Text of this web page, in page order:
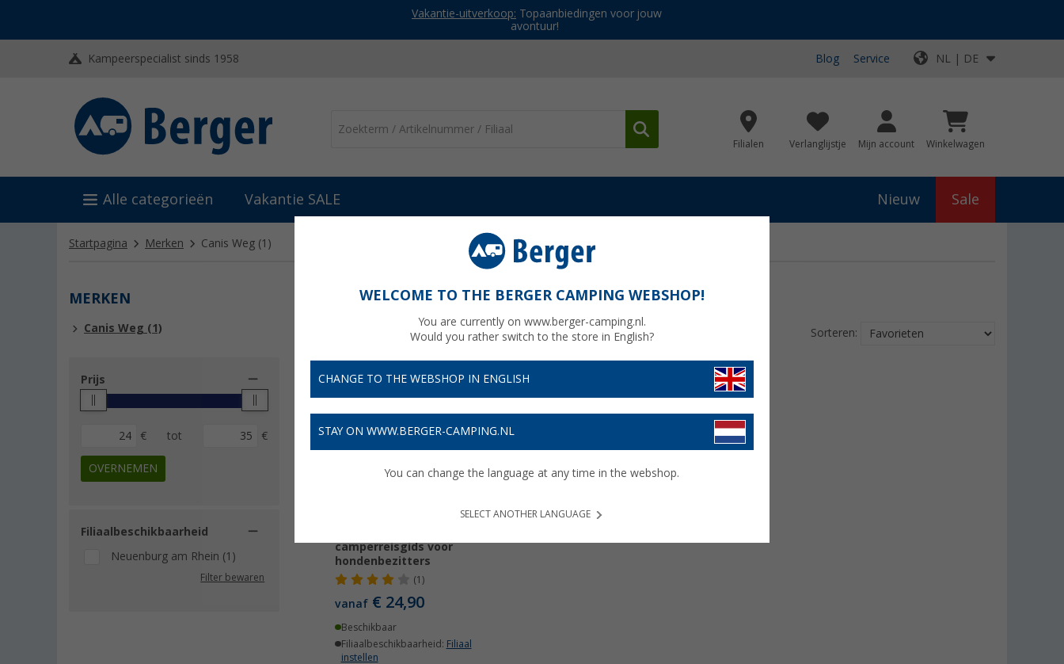
Vakantie-uitverkoop: Topaanbiedingen voor jouw
avontuur!
Kampeerspecialist sinds 1958 Blog Service NL | DE
Filialen Verlanglijstje Mijn account Winkelwagen
Alle categorieën Vakantie SALE Nieuw Sale
Startpagina Merken Canis Weg (1)
MERKEN
Canis Weg (1)
Prijs
€ tot €
OVERNEMEN
Filiaalbeschikbaarheid
Neuenburg am Rhein (1)
Filter bewaren
CANIS WEG
Sorteren:
camperreisgids voor
hondenbezitters
(1)
vanaf € 24,90
Beschikbaar
Filiaalbeschikbaarheid: Filiaal
instellen
WELCOME TO THE BERGER CAMPING WEBSHOP!
You are currently on www.berger-camping.nl.
Would you rather switch to the store in English?
CHANGE TO THE WEBSHOP IN ENGLISH
STAY ON WWW.BERGER-CAMPING.NL
You can change the language at any time in the webshop.
SELECT ANOTHER LANGUAGE